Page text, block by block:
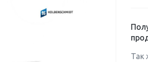
Так